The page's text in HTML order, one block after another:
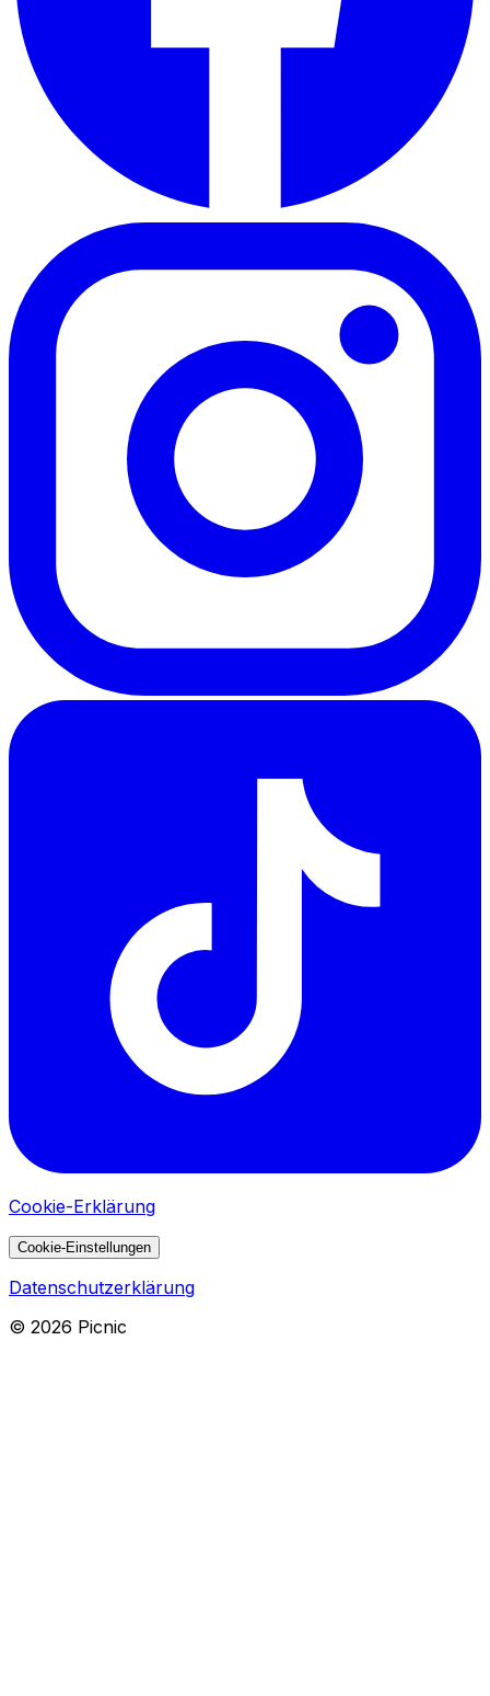
Cookie-Erklärung
Cookie-Einstellungen
Datenschutzerklärung
© 2026 Picnic